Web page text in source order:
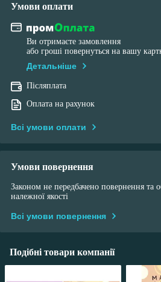
Умови оплати
Ви отримаєте замовлення
або гроші повернуться на вашу
Детальніше
Післяплата
Оплата на рахунок
Всі умови оплати
Умови повернення
Законом не передбачено повернення та
належної якості
Всі умови повернення
Подібні товари компанії